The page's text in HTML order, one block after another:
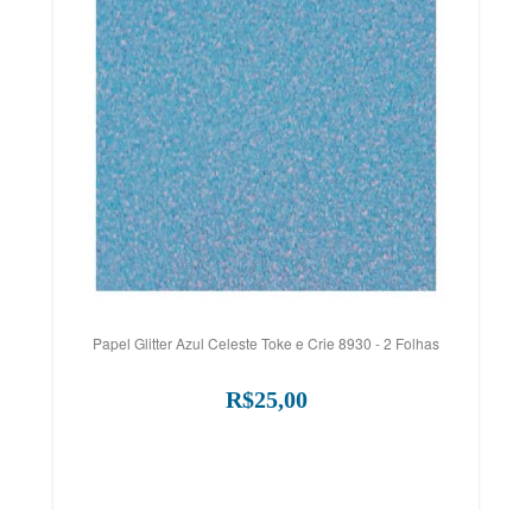
Papel Glitter Azul Celeste Toke e Crie 8930 - 2 Folhas
R$25,00